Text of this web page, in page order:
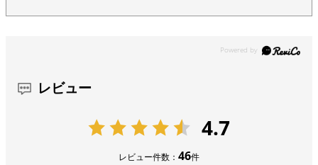
レビュー
4.7
レビュー件数： 46件